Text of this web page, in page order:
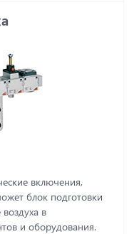
включения,
блок подготовки
в
и оборудования.